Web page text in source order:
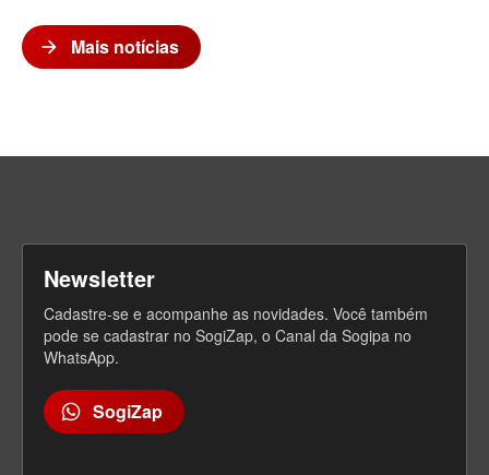
arrow_forward Mais notícias
V
Newsletter
Cadastre-se e acompanhe as novidades. Você também
pode se cadastrar no SogiZap, o Canal da Sogipa no
WhatsApp.
SogiZap